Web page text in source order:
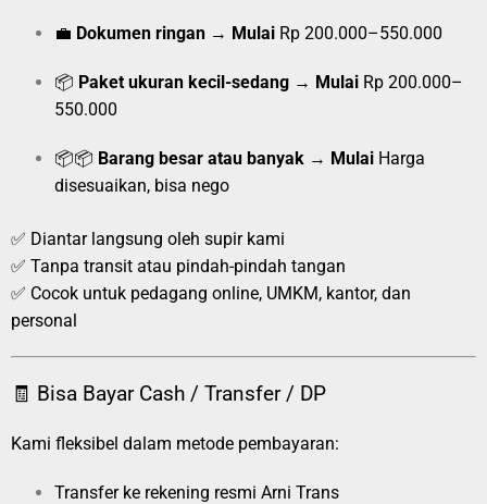
💼 Dokumen ringan → Mulai Rp 200.000–550.000
📦 Paket ukuran kecil-sedang → Mulai Rp 200.000–
550.000
📦📦 Barang besar atau banyak → Mulai Harga
disesuaikan, bisa nego
✅ Diantar langsung oleh supir kami
✅ Tanpa transit atau pindah-pindah tangan
✅ Cocok untuk pedagang online, UMKM, kantor, dan
personal
🧾 Bisa Bayar Cash / Transfer / DP
Kami fleksibel dalam metode pembayaran:
Transfer ke rekening resmi Arni Trans